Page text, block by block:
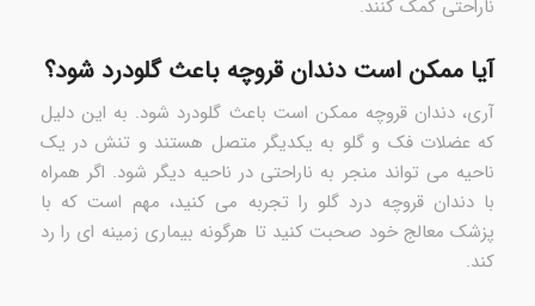
ناراحتی کمک کنند.
آیا ممکن است دندان قروچه باعث گلودرد شود؟
آری، دندان قروچه ممکن است باعث گلودرد شود. به این دلیل
که عضلات فک و گلو به یکدیگر متصل هستند و تنش در یک
ناحیه می تواند منجر به ناراحتی در ناحیه دیگر شود. اگر همراه
با دندان قروچه درد گلو را تجربه می کنید، مهم است که با
پزشک معالج خود صحبت کنید تا هرگونه بیماری زمینه ای را رد
کند.